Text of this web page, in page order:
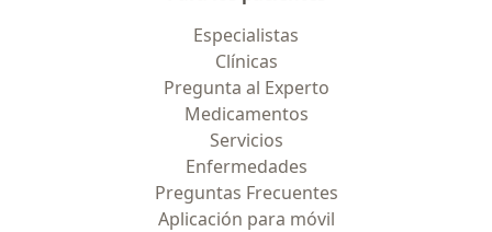
Especialistas
Clínicas
Pregunta al Experto
Medicamentos
Servicios
Enfermedades
Preguntas Frecuentes
Aplicación para móvil